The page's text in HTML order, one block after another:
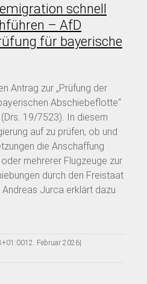
schnell
– AfD
für bayerische
Antrag zur „Prüfung der
Abschiebeflotte“
19/7523). In diesem
auf zu prüfen, ob und
die Anschaffung
mehrerer Flugzeuge zur
durch den Freistaat
Jurca erklärt dazu
12. Februar 2026|